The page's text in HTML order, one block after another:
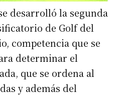
desarrolló la segunda
de Golf del
competencia que se
determinar el
que se ordena al
y además del